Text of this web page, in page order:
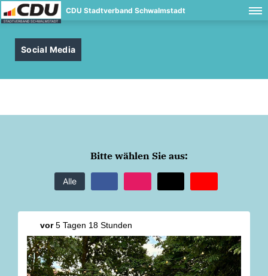
CDU Stadtverband Schwalmstadt
Social Media
Bitte wählen Sie aus:
Alle
vor5 Tagen 18 Stunden